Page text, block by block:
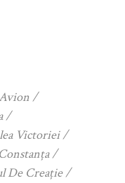
Victoriei
Constanța
De Creație